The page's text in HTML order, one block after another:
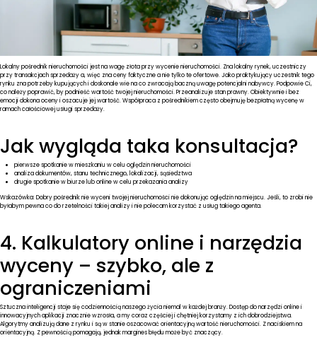
Lokalny pośrednik nieruchomości jest na wagę złota przy wycenie nieruchomości. Zna lokalny rynek, uczestniczy
przy transakcjach sprzedaży a, więc zna ceny faktyczne a nie tylko te ofertowe. Jako praktykujący uczestnik tego
rynku zna potrzeby kupujących i doskonale wie na co zwracają baczną uwagę potencjalni nabywcy. Podpowie Ci,
co należy poprawić, by podnieść wartość twojej nieruchomości. Przeanalizuje stan prawny. Obiektywnie i bez
emocji dokona oceny i oszacuje jej wartość. Współpraca z pośrednikiem często obejmuję bezpłatną wycenę w
ramach całościowej usługi sprzedaży.
Jak wygląda taka konsultacja?
pierwsze spotkanie w mieszkaniu w celu oględzin nieruchomości
analiza dokumentów, stanu technicznego, lokalizacji, sąsiedztwa
drugie spotkanie w biurze lub online w celu przekazania analizy
Wskazówka: Dobry pośrednik nie wyceni twojej nieruchomości nie dokonując oględzin na miejscu. Jeśli, to zrobi nie
byłabym pewna co do rzetelności takiej analizy i nie polecam korzystać z usług takiego agenta.
4. Kalkulatory online i narzędzia
wyceny – szybko, ale z
ograniczeniami
Sztuczna inteligencji staje się codziennością naszego życia niemal w każdej branży. Dostęp do narzędzi online i
innowacyjnych aplikacji znacznie wzrosła, a my coraz częściej i chętniej korzystamy z ich dobrodziejstwa.
Algorytmy analizują dane z rynku i są w stanie oszacować orientacyjną wartość nieruchomości. Z naciskiem na
orientacyjną. Z pewnością pomagają, jednak margines błędu może być znaczący.